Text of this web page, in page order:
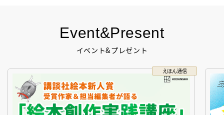
Event&Present
イベント&プレゼント
えほん通信